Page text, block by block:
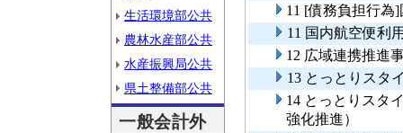
生活環境部公共
農林水産部公共
水産振興局公共
県土整備部公共
一般会計外
11 [債務負担行為
11 国内航空便利
12 広域連携推進
13 とっとりスタ
14 とっとりスタ
強化推進）